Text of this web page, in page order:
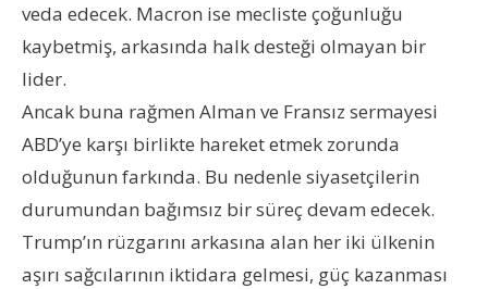
veda edecek. Macron ise mecliste çoğunluğu
kaybetmiş, arkasında halk desteği olmayan bir
lider.
Ancak buna rağmen Alman ve Fransız sermayesi
ABD’ye karşı birlikte hareket etmek zorunda
olduğunun farkında. Bu nedenle siyasetçilerin
durumundan bağımsız bir süreç devam edecek.
Trump’ın rüzgarını arkasına alan her iki ülkenin
aşırı sağcılarının iktidara gelmesi, güç kazanması